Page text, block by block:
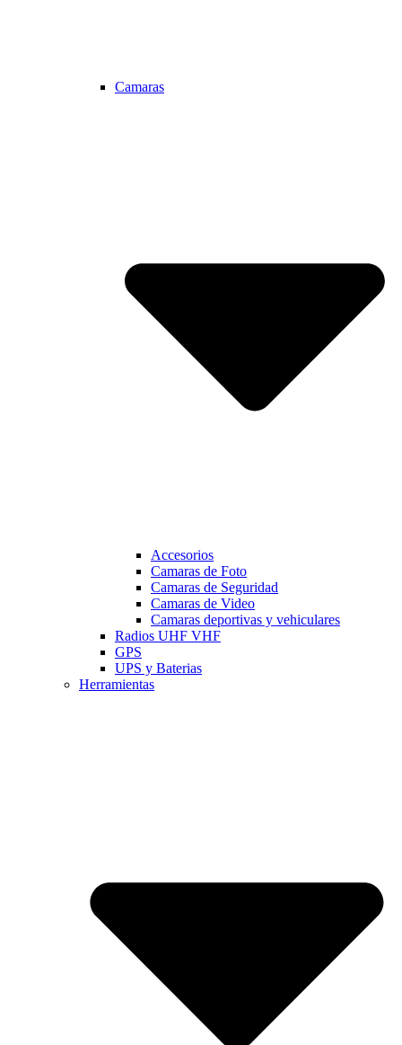
Camaras
Accesorios
Camaras de Foto
Camaras de Seguridad
Camaras de Video
Camaras deportivas y vehiculares
Radios UHF VHF
GPS
UPS y Baterias
Herramientas